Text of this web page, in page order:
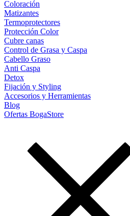
Coloración
Matizantes
Termoprotectores
Protección Color
Cubre canas
Control de Grasa y Caspa
Cabello Graso
Anti Caspa
Detox
Fijación y Styling
Accesorios y Herramientas
Blog
Ofertas BogaStore